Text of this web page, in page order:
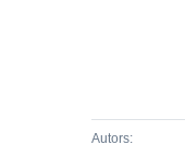
Autors: